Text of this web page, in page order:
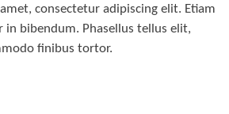
consectetur adipiscing elit. Etiam
bibendum. Phasellus tellus elit,
finibus tortor.